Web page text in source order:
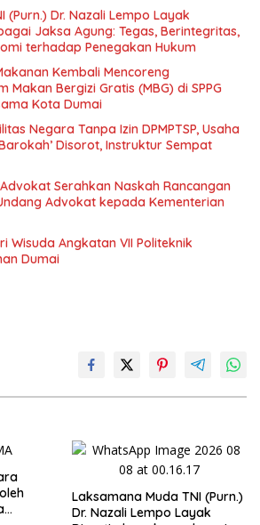
(Purn.) Dr. Nazali Lempo Layak
Jaksa Agung: Tegas, Berintegritas,
terhadap Penegakan Hukum
Kembali Mencoreng
Makan Bergizi Gratis (MBG) di SPPG
Kota Dumai
Negara Tanpa Izin DPMPTSP, Usaha
Disorot, Instruktur Sempat
Serahkan Naskah Rancangan
Advokat kepada Kementerian
Wisuda Angkatan VII Politeknik
Dumai
Laksamana Muda TNI (Purn.)
Dr. Nazali Lempo Layak